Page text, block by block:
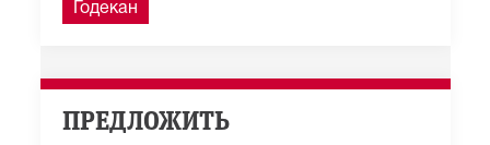
Годекан
ПРЕДЛОЖИТЬ